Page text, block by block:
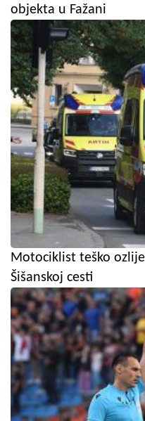
objekta u Fažani
Motociklist teško
Šišanskoj cesti